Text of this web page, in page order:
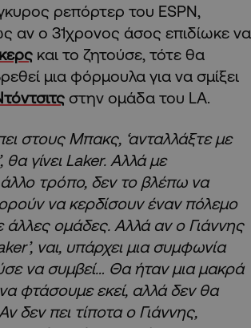
ρεπόρτερ του ESPN,
αν ο 31χρονος άσος επιδίωκε να
και το ζητούσε, τότε θα
μια φόρμουλα για να σμίξει
στην ομάδα του LA.
στους Μπακς, ‘ανταλλάξτε με
θα γίνει Laker. Αλλά με
τρόπο, δεν το βλέπω να
να κερδίσουν έναν πόλεμο
ομάδες. Αλλά αν ο Γιάννης
ναι, υπάρχει μια συμφωνία
να συμβεί… Θα ήταν μια μακρά
να φτάσουμε εκεί, αλλά δεν θα
δεν πει τίποτα ο Γιάννης,